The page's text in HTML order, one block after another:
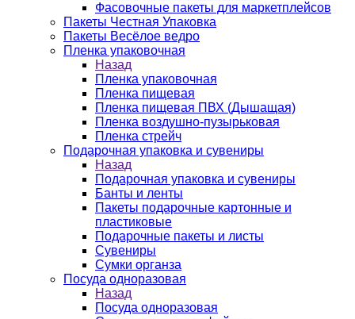
Фасовочные пакеты для маркетплейсов
Пакеты Честная Упаковка
Пакеты Весёлое ведро
Пленка упаковочная
Назад
Пленка упаковочная
Пленка пищевая
Пленка пищевая ПВХ (Дышащая)
Пленка воздушно-пузырьковая
Пленка стрейч
Подарочная упаковка и сувениры
Назад
Подарочная упаковка и сувениры
Банты и ленты
Пакеты подарочные картонные и
пластиковые
Подарочные пакеты и листы
Сувениры
Сумки органза
Посуда одноразовая
Назад
Посуда одноразовая